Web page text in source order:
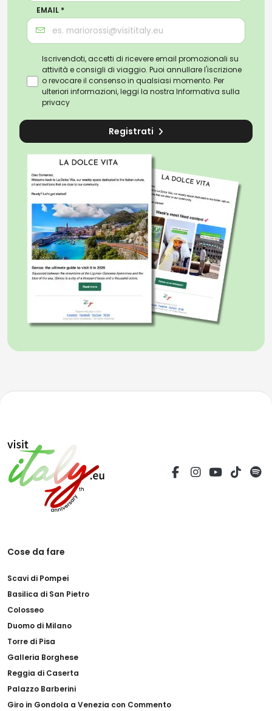
EMAIL *
Iscrivendoti, accetti di ricevere email promozionali su
attività e consigli di viaggio. Puoi annullare l'iscrizione
o revocare il consenso in qualsiasi momento. Per
ulteriori informazioni, leggi la nostra Informativa sulla
privacy
Registrati
Cose da fare
Scavi di Pompei
Basilica di San Pietro
Colosseo
Duomo di Milano
Torre di Pisa
Galleria Borghese
Reggia di Caserta
Palazzo Barberini
Giro in Gondola a Venezia con Commento